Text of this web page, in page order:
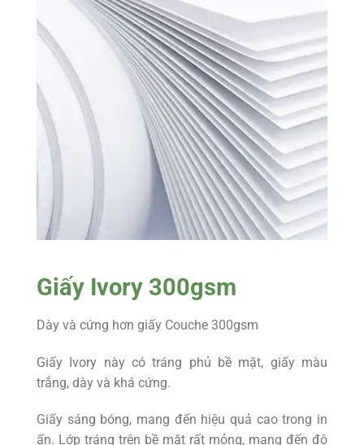
Giấy Ivory 300gsm
Dày và cứng hơn giấy Couche 300gsm
Giấy Ivory này có tráng phủ bề mặt, giấy màu
trắng, dày và khá cứng.
Giấy sáng bóng, mang đến hiệu quả cao trong in
ấn. Lớp tráng trên bề mặt rất mỏng, mang đến độ